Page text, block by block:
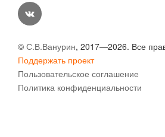
vk
© С.В.Ванурин, 2017—2026. Все
Поддержать проект
Пользовательское соглашение
Политика конфиденциальности